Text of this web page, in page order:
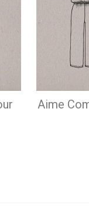
Aime